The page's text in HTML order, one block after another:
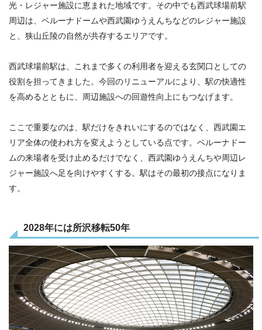
光・レジャー施設に恵まれた地域です。その中でも西武球場前駅
周辺は、ベルーナドームや西武園ゆうえんちなどのレジャー施設
と、狭山丘陵の自然が共存するエリアです。
西武球場前駅は、これまで多くの利用者を迎える玄関口としての
役割を担ってきました。今回のリニューアルにより、駅の快適性
を高めるとともに、周辺施設への回遊性向上にもつなげます。
ここで重要なのは、駅だけをきれいにするのではなく、西武園エ
リア全体の使われ方を変えようとしている点です。ベルーナドー
ムの来場者を受け止めるだけでなく、西武園ゆうえんちや周辺レ
ジャー施設へ足を向けやすくする。駅はその最初の接点になりま
す。
2028年には所沢移転50年